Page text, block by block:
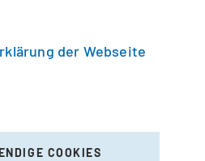
der Webseite
COOKIES